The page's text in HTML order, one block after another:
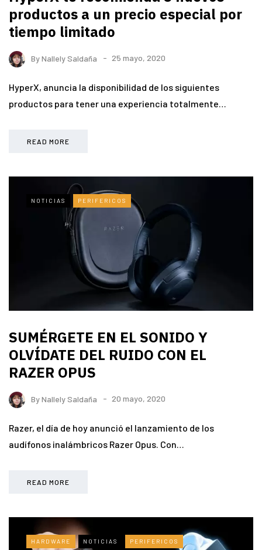
productos a un precio especial por
tiempo limitado
ByNallely Saldaña 25 mayo, 2020
HyperX, anuncia la disponibilidad de los siguientes
productos para tener una experiencia totalmente…
READ MORE
NOTICIAS PERIFERICOS
SUMÉRGETE EN EL SONIDO Y
OLVÍDATE DEL RUIDO CON EL
RAZER OPUS
ByNallely Saldaña 20 mayo, 2020
Razer, el día de hoy anunció el lanzamiento de los
audífonos inalámbricos Razer Opus. Con…
READ MORE
HARDWARE NOTICIAS PERIFERICOS